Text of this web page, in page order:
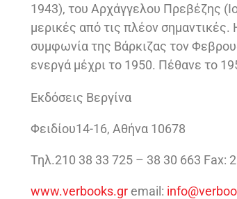
1943), του Αρχάγγελου Πρεβέζης
μερικές από τις πλέον
συμφωνία της Βάρκιζας τον
ενεργά μέχρι το 1950. Πέθανε το
Εκδόσεις Βεργίνα
Φειδίου14-16, Αθήνα 10678
Τηλ.210 38 33 725 – 38 30 663 Fax:
www.verbooks.gr email: